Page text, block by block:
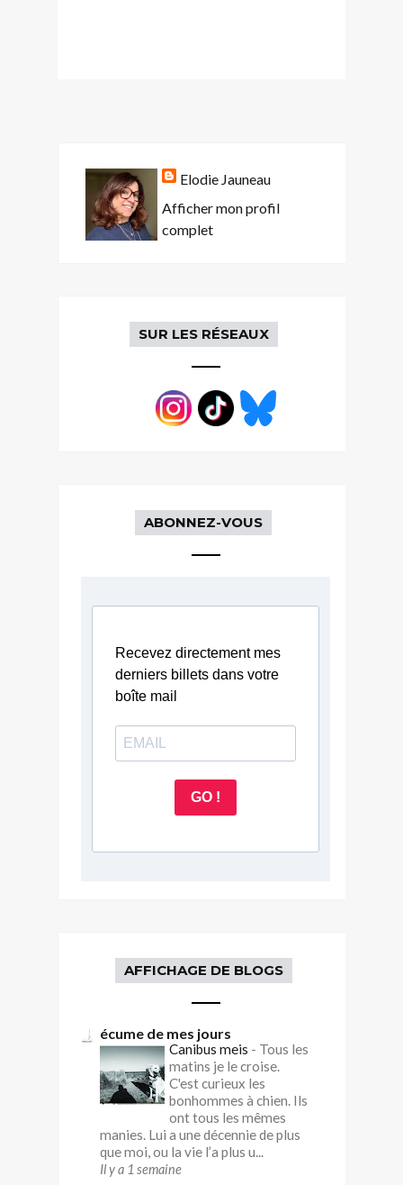
Elodie Jauneau
Afficher mon profil
complet
SUR LES RÉSEAUX
ABONNEZ-VOUS
Recevez directement mes
derniers billets dans votre
boîte mail
GO !
AFFICHAGE DE BLOGS
écume de mes jours
Canibus meis - Tous les
matins je le croise.
C'est curieux les
bonhommes à chien. Ils
ont tous les mêmes
manies. Lui a une décennie de plus
que moi, ou la vie l’a plus u...
Il y a 1 semaine